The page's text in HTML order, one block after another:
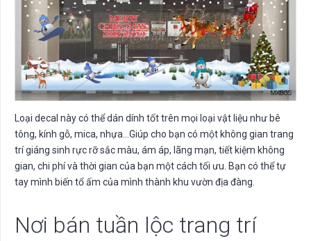
Loại decal này có thể dán dính tốt trên mọi loại vật liệu như bê
tông, kính gỗ, mica, nhựa…Giúp cho bạn có một không gian trang
trí giáng sinh rực rỡ sắc màu, ám áp, lãng mạn, tiết kiệm không
gian, chi phí và thời gian của bạn một cách tối ưu. Bạn có thể tự
tay mình biến tổ ấm của mình thành khu vườn địa đàng.
Nơi bán tuần lộc trang trí